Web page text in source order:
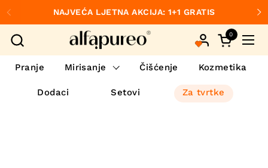
Preskoči na sadržaj
Prethodno
NAJVEĆA LJETNA AKCIJA: 1+1 GRATIS
Otvori
0
Pranje Mirisanje Čišćenje Kozmetika
Dodaci Setovi Za tvrtke